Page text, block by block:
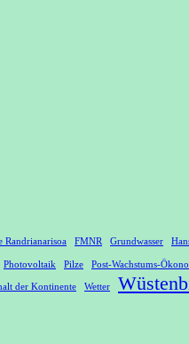
Randrianarisoa FMNR Grundwasser
Photovoltaik Pilze Post-Wachstums-
der Kontinente Wetter